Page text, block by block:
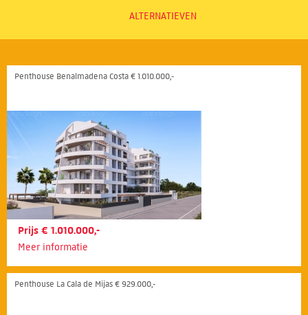
ALTERNATIEVEN
Penthouse Benalmadena Costa € 1.010.000,-
Prijs € 1.010.000,-
Meer informatie
Penthouse La Cala de Mijas € 929.000,-